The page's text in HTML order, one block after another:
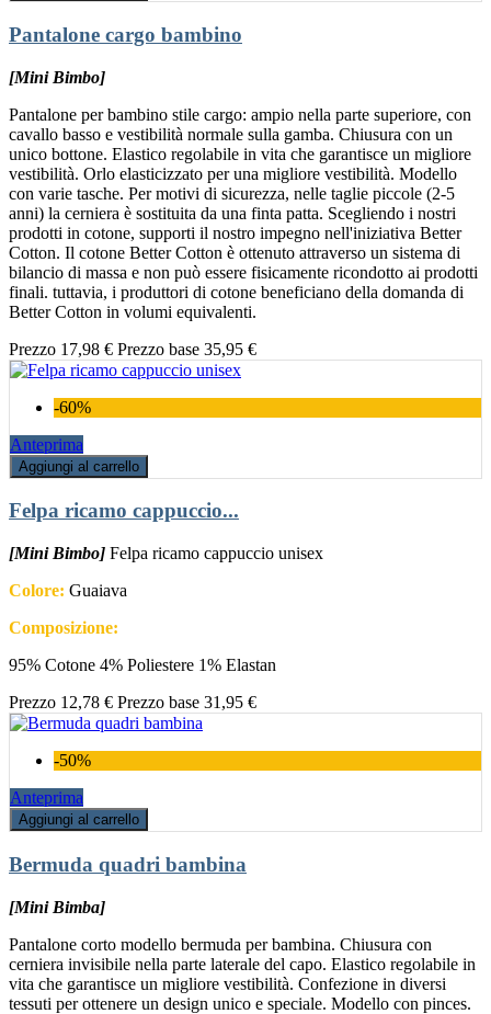
Pantalone cargo bambino
[Mini Bimbo]
Pantalone per bambino stile cargo: ampio nella parte superiore, con
cavallo basso e vestibilità normale sulla gamba. Chiusura con un
unico bottone. Elastico regolabile in vita che garantisce un migliore
vestibilità. Orlo elasticizzato per una migliore vestibilità. Modello
con varie tasche. Per motivi di sicurezza, nelle taglie piccole (2-5
anni) la cerniera è sostituita da una finta patta. Scegliendo i nostri
prodotti in cotone, supporti il nostro impegno nell'iniziativa Better
Cotton. Il cotone Better Cotton è ottenuto attraverso un sistema di
bilancio di massa e non può essere fisicamente ricondotto ai prodotti
finali. tuttavia, i produttori di cotone beneficiano della domanda di
Better Cotton in volumi equivalenti.
Prezzo 17,98 € Prezzo base 35,95 €
-60%
Anteprima
Aggiungi al carrello
Felpa ricamo cappuccio...
[Mini Bimbo] Felpa ricamo cappuccio unisex
Colore: Guaiava
Composizione:
95% Cotone 4% Poliestere 1% Elastan
Prezzo 12,78 € Prezzo base 31,95 €
-50%
Anteprima
Aggiungi al carrello
Bermuda quadri bambina
[Mini Bimba]
Pantalone corto modello bermuda per bambina. Chiusura con
cerniera invisibile nella parte laterale del capo. Elastico regolabile in
vita che garantisce un migliore vestibilità. Confezione in diversi
tessuti per ottenere un design unico e speciale. Modello con pinces.